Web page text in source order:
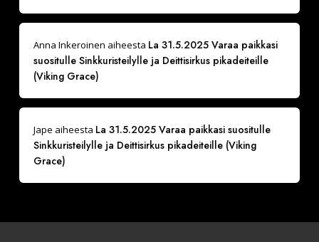
Anna Inkeroinen aiheesta La 31.5.2025 Varaa paikkasi
suositulle Sinkkuristeilylle ja Deittisirkus pikadeiteille
(Viking Grace)
Jape aiheesta La 31.5.2025 Varaa paikkasi suositulle
Sinkkuristeilylle ja Deittisirkus pikadeiteille (Viking
Grace)